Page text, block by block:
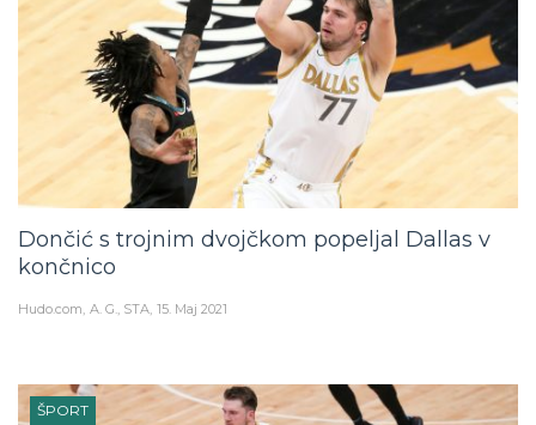
Dončić s trojnim dvojčkom popeljal Dallas v
končnico
Hudo.com A. G., STA 15. Maj 2021
ŠPORT